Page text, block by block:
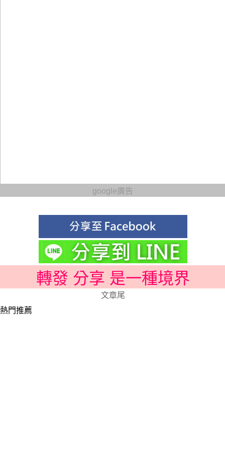
google廣告
轉發 分享 是一種境界
文章尾
熱門推薦